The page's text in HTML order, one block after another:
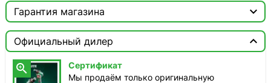

Доставка этого товара недоступна
Гарантия магазина

Сертификат
Мы продаём только оригинальную продукцию с
официальной гарантией!
Официальный дилер


Сертификат
Мы продаём только оригинальную